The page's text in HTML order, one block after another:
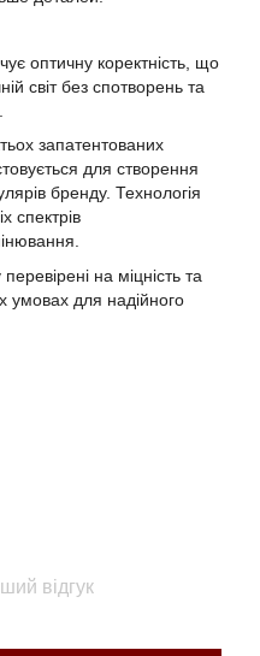
оптичну коректність, що
світ без спотворень та
запатентованих
для створення
бренду. Технологія
спектрів
на міцність та
умовах для надійного
відгук